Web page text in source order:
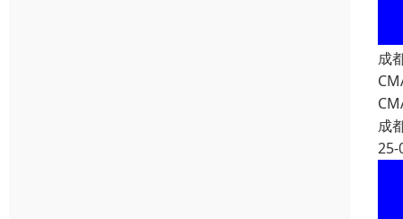
成
成
25-